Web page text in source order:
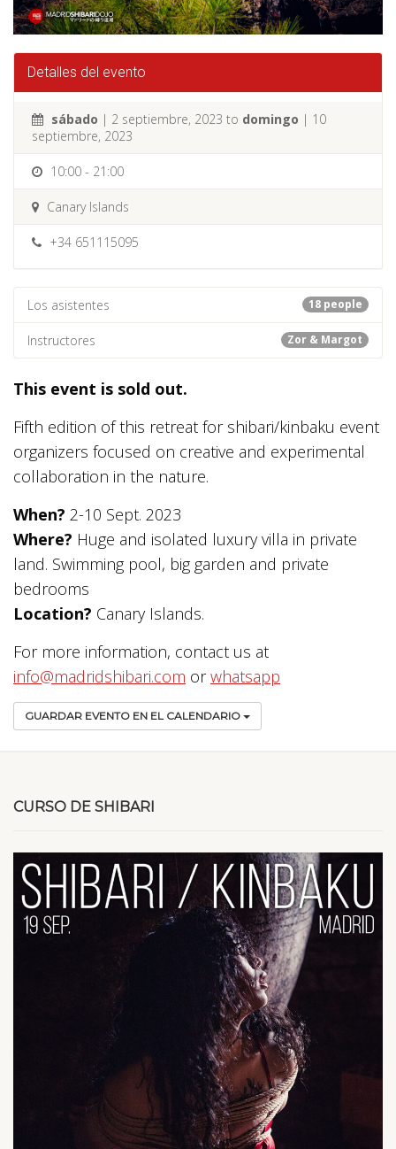
Detalles del evento
sábado | 2 septiembre, 2023 to domingo | 10
septiembre, 2023
10:00 - 21:00
Canary Islands
+34 651115095
18 people
Los asistentes
Zor & Margot
Instructores
This event is sold out.
Fifth edition of this retreat for shibari/kinbaku event
organizers focused on creative and experimental
collaboration in the nature.
When? 2-10 Sept. 2023
Where? Huge and isolated luxury villa in private
land. Swimming pool, big garden and private
bedrooms
Location? Canary Islands.
For more information, contact us at
info@madridshibari.com orwhatsapp
GUARDAR EVENTO EN EL CALENDARIO
CURSO DE SHIBARI